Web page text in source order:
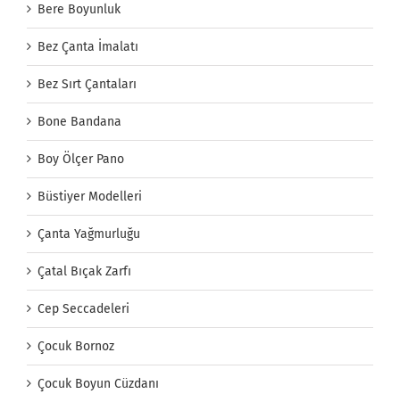
Bere Boyunluk
Bez Çanta İmalatı
Bez Sırt Çantaları
Bone Bandana
Boy Ölçer Pano
Büstiyer Modelleri
Çanta Yağmurluğu
Çatal Bıçak Zarfı
Cep Seccadeleri
Çocuk Bornoz
Çocuk Boyun Cüzdanı